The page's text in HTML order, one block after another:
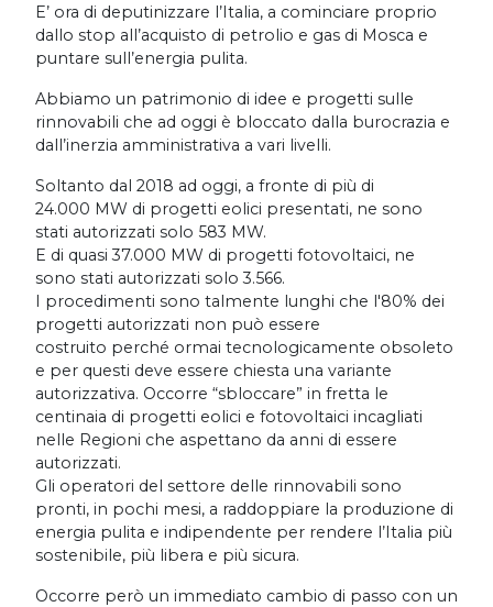
E’ ora di deputinizzare l’Italia, a cominciare proprio
dallo stop all’acquisto di petrolio e gas di Mosca e
puntare sull’energia pulita.
Abbiamo un patrimonio di idee e progetti sulle
rinnovabili che ad oggi è bloccato dalla burocrazia e
dall’inerzia amministrativa a vari livelli.
Soltanto dal 2018 ad oggi, a fronte di più di
24.000 MW di progetti eolici presentati, ne sono
stati autorizzati solo 583 MW.
E di quasi 37.000 MW di progetti fotovoltaici, ne
sono stati autorizzati solo 3.566.
I procedimenti sono talmente lunghi che l'80% dei
progetti autorizzati non può essere
costruito perché ormai tecnologicamente obsoleto
e per questi deve essere chiesta una variante
autorizzativa. Occorre “sbloccare” in fretta le
centinaia di progetti eolici e fotovoltaici incagliati
nelle Regioni che aspettano da anni di essere
autorizzati.
Gli operatori del settore delle rinnovabili sono
pronti, in pochi mesi, a raddoppiare la produzione di
energia pulita e indipendente per rendere l’Italia più
sostenibile, più libera e più sicura.
Occorre però un immediato cambio di passo con un